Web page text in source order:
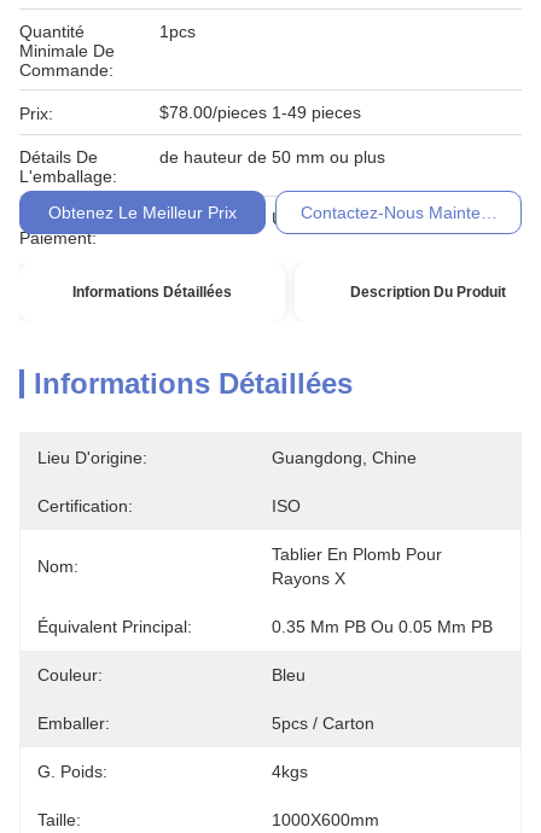
Quantité
Minimale De
Commande:
1pcs
Prix: $78.00/pieces 1-49 pieces
Détails De
L'emballage:
de hauteur de 50 mm ou plus
Conditions De
Paiement:
T / T, Western Union, Moneygram
Obtenez Le Meilleur Prix Contactez-Nous Maintenant
Informations Détaillées Description Du Produit
Informations Détaillées
Lieu D'origine: Guangdong, Chine
Certification: ISO
Nom:
Tablier En Plomb Pour
Rayons X
Équivalent Principal: 0.35 Mm PB Ou 0.05 Mm PB
Couleur: Bleu
Emballer: 5pcs / Carton
G. Poids: 4kgs
Taille: 1000X600mm